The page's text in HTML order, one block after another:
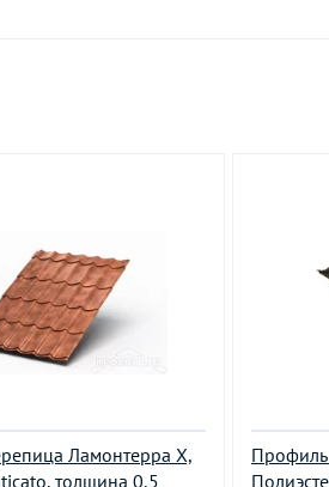
Ламонтерра X,
толщина 0,5